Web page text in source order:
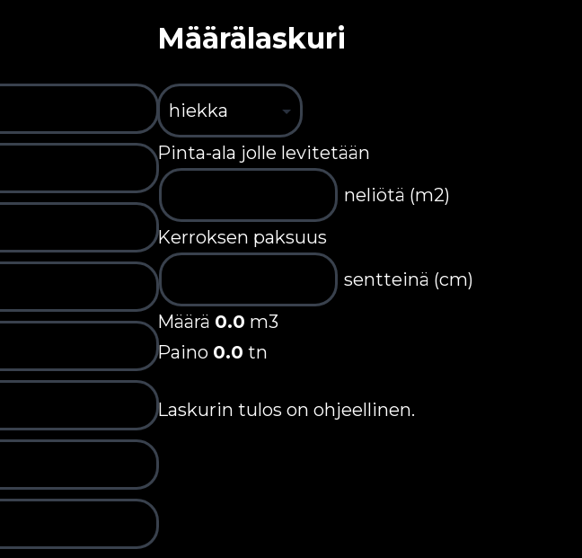
Määrälaskuri
Pinta-ala jolle levitetään
neliötä (m2)
Kerroksen paksuus
sentteinä (cm)
Määrä 0.0 m3
Paino 0.0 tn
Laskurin tulos on ohjeellinen.